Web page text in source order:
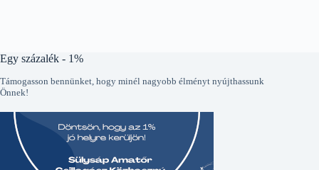
Egy százalék - 1%
Támogasson bennünket, hogy minél nagyobb élményt nyújthassunk
Önnek!